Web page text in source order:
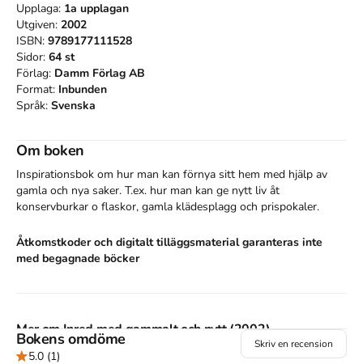
Upplaga: 1a upplagan
Utgiven: 2002
ISBN: 9789177111528
Sidor: 64 st
Förlag: Damm Förlag AB
Format: Inbunden
Språk: Svenska
Om boken
Inspirationsbok om hur man kan förnya sitt hem med hjälp av
gamla och nya saker. T.ex. hur man kan ge nytt liv åt
konservburkar o flaskor, gamla klädesplagg och prispokaler.
Åtkomstkoder och digitalt tilläggsmaterial garanteras inte
med begagnade böcker
Mer om Inred med gammalt och nytt (2002)
I februari 2002 släpptes boken Inred med gammalt och nytt
Bokens omdöme
5.0 (1)
Skriv en recension